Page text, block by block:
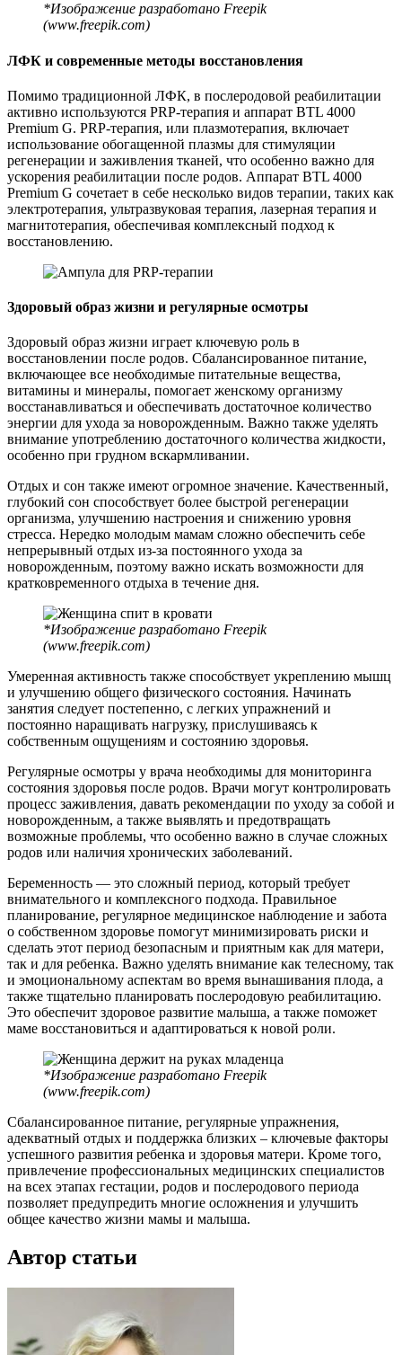
*Изображение разработано Freepik
(www.freepik.com)
ЛФК и современные методы восстановления
Помимо традиционной ЛФК, в послеродовой реабилитации
активно используются PRP-терапия и аппарат BTL 4000
Premium G. PRP-терапия, или плазмотерапия, включает
использование обогащенной плазмы для стимуляции
регенерации и заживления тканей, что особенно важно для
ускорения реабилитации после родов. Аппарат BTL 4000
Premium G сочетает в себе несколько видов терапии, таких как
электротерапия, ультразвуковая терапия, лазерная терапия и
магнитотерапия, обеспечивая комплексный подход к
восстановлению.
Здоровый образ жизни и регулярные осмотры
Здоровый образ жизни играет ключевую роль в
восстановлении после родов. Сбалансированное питание,
включающее все необходимые питательные вещества,
витамины и минералы, помогает женскому организму
восстанавливаться и обеспечивать достаточное количество
энергии для ухода за новорожденным. Важно также уделять
внимание употреблению достаточного количества жидкости,
особенно при грудном вскармливании.
Отдых и сон также имеют огромное значение. Качественный,
глубокий сон способствует более быстрой регенерации
организма, улучшению настроения и снижению уровня
стресса. Нередко молодым мамам сложно обеспечить себе
непрерывный отдых из-за постоянного ухода за
новорожденным, поэтому важно искать возможности для
кратковременного отдыха в течение дня.
*Изображение разработано Freepik
(www.freepik.com)
Умеренная активность также способствует укреплению мышц
и улучшению общего физического состояния. Начинать
занятия следует постепенно, с легких упражнений и
постоянно наращивать нагрузку, прислушиваясь к
собственным ощущениям и состоянию здоровья.
Регулярные осмотры у врача необходимы для мониторинга
состояния здоровья после родов. Врачи могут контролировать
процесс заживления, давать рекомендации по уходу за собой и
новорожденным, а также выявлять и предотвращать
возможные проблемы, что особенно важно в случае сложных
родов или наличия хронических заболеваний.
Беременность — это сложный период, который требует
внимательного и комплексного подхода. Правильное
планирование, регулярное медицинское наблюдение и забота
о собственном здоровье помогут минимизировать риски и
сделать этот период безопасным и приятным как для матери,
так и для ребенка. Важно уделять внимание как телесному, так
и эмоциональному аспектам во время вынашивания плода, а
также тщательно планировать послеродовую реабилитацию.
Это обеспечит здоровое развитие малыша, а также поможет
маме восстановиться и адаптироваться к новой роли.
*Изображение разработано Freepik
(www.freepik.com)
Сбалансированное питание, регулярные упражнения,
адекватный отдых и поддержка близких – ключевые факторы
успешного развития ребенка и здоровья матери. Кроме того,
привлечение профессиональных медицинских специалистов
на всех этапах гестации, родов и послеродового периода
позволяет предупредить многие осложнения и улучшить
общее качество жизни мамы и малыша.
Автор статьи